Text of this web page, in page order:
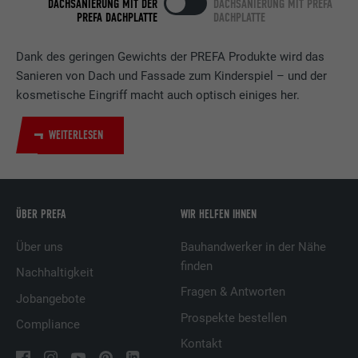
Dank des geringen Gewichts der PREFA Produkte wird das
Sanieren von Dach und Fassade zum Kinderspiel – und der
kosmetische Eingriff macht auch optisch einiges her.
WEITERLESEN
DACHSANIERUNG MIT DER
PREFA DACHPLATTE
DACHSANIERUNG MIT PREFA
DACHPLATTE
ÜBER PREFA
Über uns
Nachhaltigkeit
Jobangebote
Compliance
WIR HELFEN IHNEN
Bauhandwerker in der Nähe
finden
Fragen & Antworten
Prospekte bestellen
Kontakt
Zweck
Verwendung von eingebetteten
Anbieter LinkedIn
Laufzeit 2 Jahre
Zweck
LinkedIn für die Verfolgung der
Dienstleistungen.
Name UserMatchHistory